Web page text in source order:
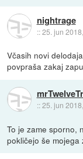
nightrage
::25. jun
Včasih novi
povpraša zakaj
::25. jun
To je zame sporno,
pokličejo še